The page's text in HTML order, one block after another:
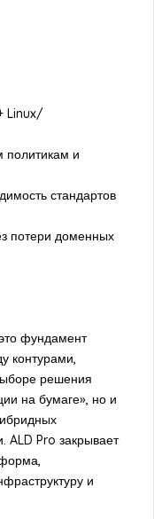
Linux/
политикам и
стандартов
потери доменных
фундамент
контурами,
решения
на бумаге», но и
ALD Pro закрывает
и